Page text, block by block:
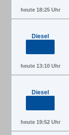
heute 18:25 Uhr
Diesel
heute 13:10 Uhr
Diesel
heute 19:52 Uhr